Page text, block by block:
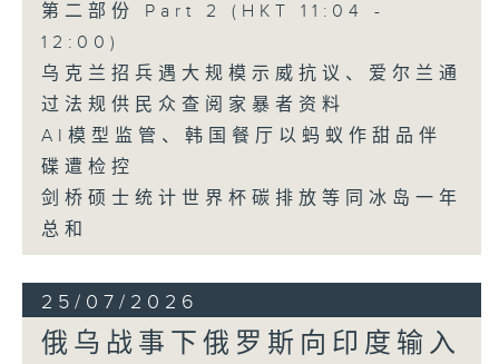
第二部份 Part 2 (HKT 11:04 -
12:00)
乌克兰招兵遇大规模示威抗议、爱尔兰通
过法规供民众查阅家暴者资料
AI模型监管、韩国餐厅以蚂蚁作甜品伴
碟遭检控
剑桥硕士统计世界杯碳排放等同冰岛一年
总和
25/07/2026
俄乌战事下俄罗斯向印度输入